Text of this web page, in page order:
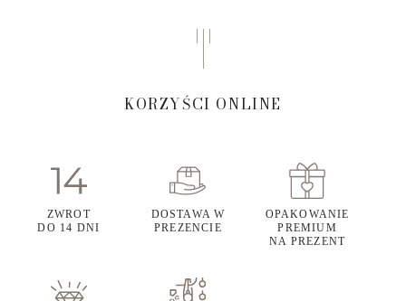
KORZYŚCI ONLINE
ZWROT
DO 14 DNI
DOSTAWA W
PREZENCIE
OPAKOWANIE
PREMIUM
NA PREZENT